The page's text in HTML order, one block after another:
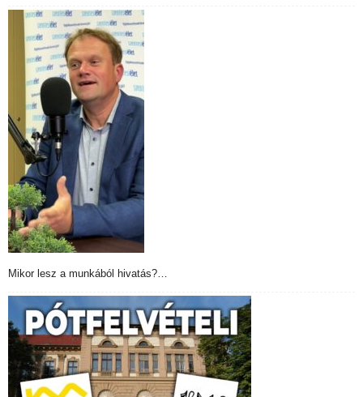
Mikor lesz a munkából hivatás?…